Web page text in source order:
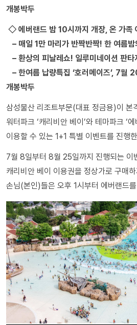
개봉박두
◇ 에버랜드 밤 10시까지 개장, 온 가족
– 매일 1만 마리가 반짝반짝! 한 여름
– 환상의 피날레쇼! 일루미네이션 판타
– 한여름 납량특집 ‘호러메이즈’, 7월
개봉박두
삼성물산 리조트부문(대표 정금용)이 본
워터파크 ‘캐리비안 베이’와 테마파크 ‘
이용할 수 있는 1+1 특별 이벤트를 진행
7월 8일부터 8월 25일까지 진행되는 이
캐리비안 베이 이용권을 정상가로 구매
손님(본인)들은 오후 1시부터 에버랜드